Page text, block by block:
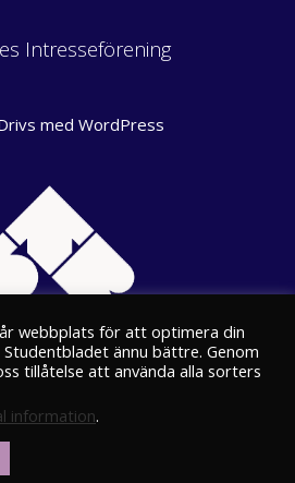
Intresseförening
med WordPress
Eriksgatan 8
Helsingfors
webbplats för att optimera din
ännu bättre. Genom
tillåtelse att använda alla sorters
information.